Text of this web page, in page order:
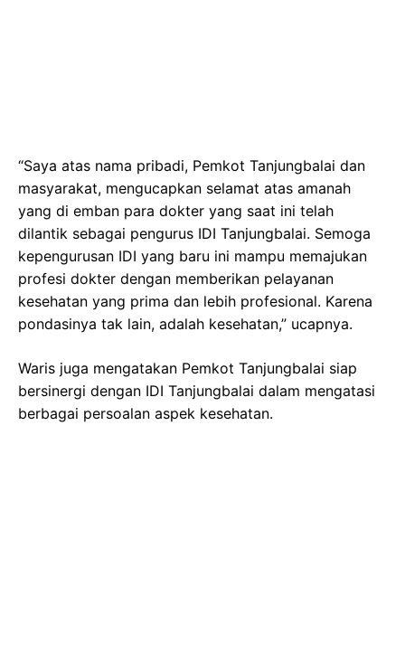
“Saya atas nama pribadi, Pemkot Tanjungbalai dan
masyarakat, mengucapkan selamat atas amanah
yang di emban para dokter yang saat ini telah
dilantik sebagai pengurus IDI Tanjungbalai. Semoga
kepengurusan IDI yang baru ini mampu memajukan
profesi dokter dengan memberikan pelayanan
kesehatan yang prima dan lebih profesional. Karena
pondasinya tak lain, adalah kesehatan,” ucapnya.
Waris juga mengatakan Pemkot Tanjungbalai siap
bersinergi dengan IDI Tanjungbalai dalam mengatasi
berbagai persoalan aspek kesehatan.